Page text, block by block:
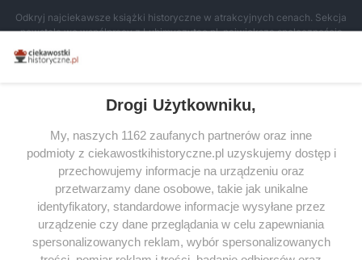
Odkryj najciekawsze książki historyczne w atrakcyjnych cenach. Sekcja
powstała we współpracy z Lubimyczytac.pl, największą społecznością
miłośników literatury w Polsce – dzięki temu możesz wybierać spośród
tytułów najwyżej ocenianych przez czytelników.
SERWIS
SPOŁECZNOŚĆ
WSPÓŁPRACA
Drogi Użytkowniku,
My, naszych 1162 zaufanych partnerów oraz inne
podmioty z ciekawostkihistoryczne.pl uzyskujemy dostęp i
przechowujemy informacje na urządzeniu oraz
przetwarzamy dane osobowe, takie jak unikalne
identyfikatory, standardowe informacje wysyłane przez
urządzenie czy dane przeglądania w celu zapewniania
spersonalizowanych reklam, wybór spersonalizowanych